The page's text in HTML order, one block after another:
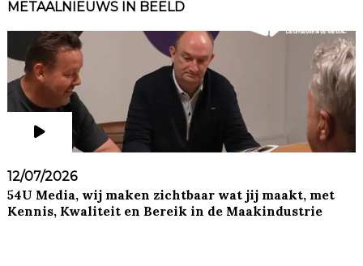
METAALNIEUWS IN BEELD
12/07/2026
54U Media, wij maken zichtbaar wat jij maakt, met
Kennis, Kwaliteit en Bereik in de Maakindustrie